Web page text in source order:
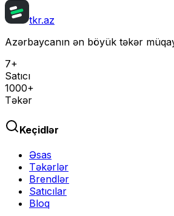
tkr.az
Azərbaycanın ən böyük təkər
7+
Satıcı
1000+
Təkər
Keçidlər
Əsas
Təkərlər
Brendlər
Satıcılar
Bloq